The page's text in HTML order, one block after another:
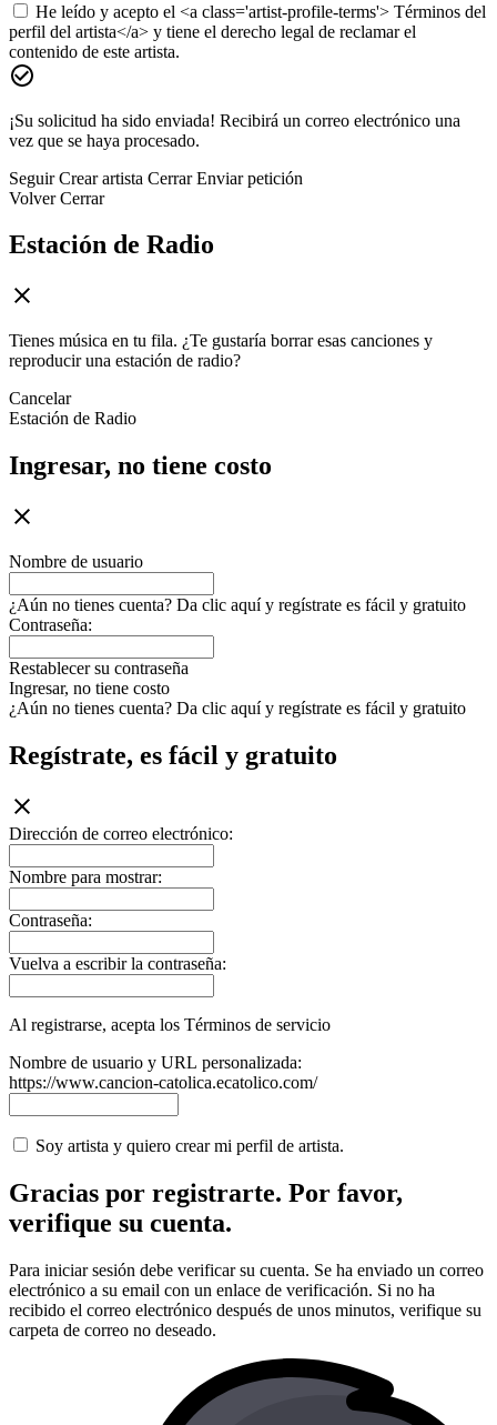
He leído y acepto el <a class='artist-profile-terms'> Términos del
perfil del artista</a> y tiene el derecho legal de reclamar el
contenido de este artista.
¡Su solicitud ha sido enviada! Recibirá un correo electrónico una
vez que se haya procesado.
Seguir Crear artista Cerrar Enviar petición
Volver Cerrar
Estación de Radio
Tienes música en tu fila. ¿Te gustaría borrar esas canciones y
reproducir una estación de radio?
Cancelar
Estación de Radio
Ingresar, no tiene costo
Nombre de usuario
¿Aún no tienes cuenta? Da clic aquí y regístrate es fácil y gratuito
Contraseña:
Restablecer su contraseña
Ingresar, no tiene costo
¿Aún no tienes cuenta? Da clic aquí y regístrate es fácil y gratuito
Regístrate, es fácil y gratuito
Dirección de correo electrónico:
Nombre para mostrar:
Contraseña:
Vuelva a escribir la contraseña:
Al registrarse, acepta los Términos de servicio
Nombre de usuario y URL personalizada:
https://www.cancion-catolica.ecatolico.com/
Soy artista y quiero crear mi perfil de artista.
Gracias por registrarte. Por favor,
verifique su cuenta.
Para iniciar sesión debe verificar su cuenta. Se ha enviado un correo
electrónico a su email con un enlace de verificación. Si no ha
recibido el correo electrónico después de unos minutos, verifique su
carpeta de correo no deseado.